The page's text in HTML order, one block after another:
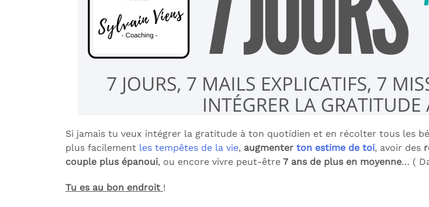
Si jamais tu veux intégrer la gratitude à ton quotidien et en récolter tous les
plus facilement les tempêtes de la vie, augmenter ton estime de toi, avoir des
couple plus épanoui, ou encore vivre peut-être 7 ans de plus en moyenne… (
Tu es au bon endroit !